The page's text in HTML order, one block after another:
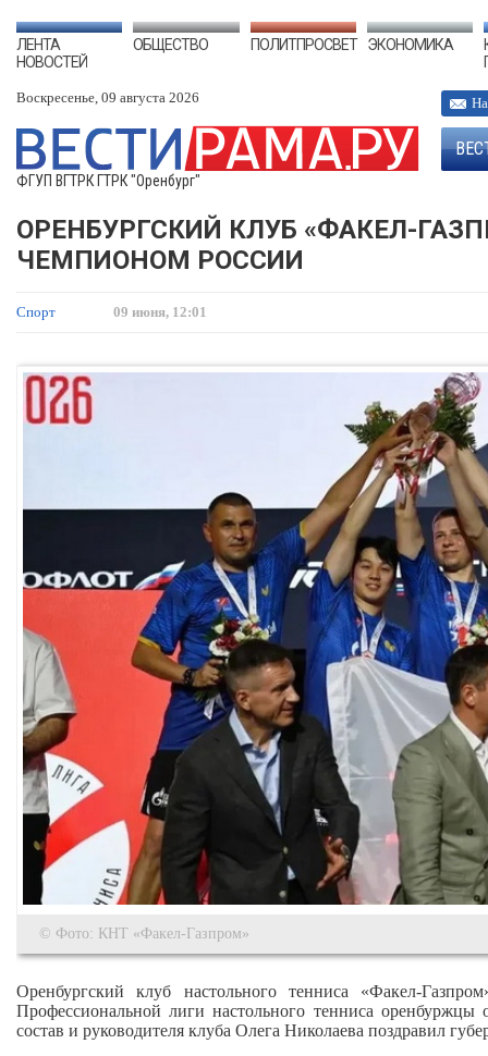
ЛЕНТА
НОВОСТЕЙ
ОБЩЕСТВО ПОЛИТПРОСВЕТ ЭКОНОМИКА
Воскресенье, 09 августа 2026
ФГУП ВГТРК ГТРК "Оренбург"
ОРЕНБУРГСКИЙ КЛУБ «ФАКЕЛ-
ЧЕМПИОНОМ РОССИИ
Спорт 09 июня, 12:01
© Фото: КНТ «Факел-Газпром»
Оренбургский клуб настольного тенниса «Факел-
Профессиональной лиги настольного тенниса
состав и руководителя клуба Олега Николаева поздравил